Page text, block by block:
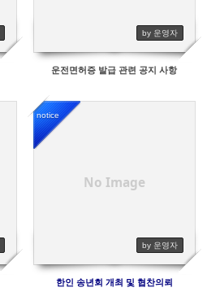
by 운영자
운전면허증 발급 관련 공지 사항
No Image
notice
by 운영자
한인 송년회 개최 및 협찬의뢰